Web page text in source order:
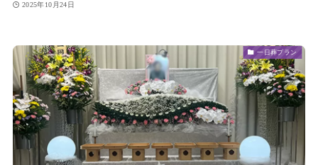
2025年10月24日
一日葬プラン